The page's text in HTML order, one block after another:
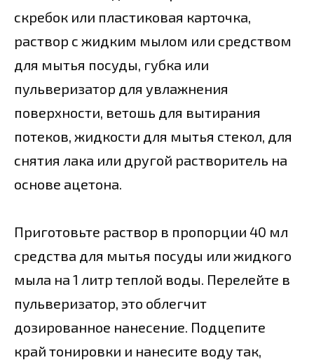
скребок или пластиковая карточка,
раствор с жидким мылом или средством
для мытья посуды, губка или
пульверизатор для увлажнения
поверхности, ветошь для вытирания
потеков, жидкости для мытья стекол, для
снятия лака или другой растворитель на
основе ацетона.
Приготовьте раствор в пропорции 40 мл
средства для мытья посуды или жидкого
мыла на 1 литр теплой воды. Перелейте в
пульверизатор, это облегчит
дозированное нанесение. Подцепите
край тонировки и нанесите воду так,